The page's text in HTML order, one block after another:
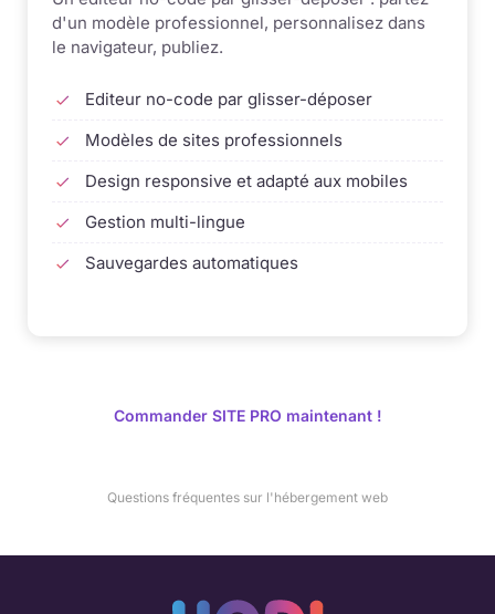
d'un modèle professionnel, personnalisez dans
le navigateur, publiez.
Editeur no-code par glisser-déposer
Modèles de sites professionnels
Design responsive et adapté aux mobiles
Gestion multi-lingue
Sauvegardes automatiques
Commander SITE PRO maintenant !
Questions fréquentes sur l'hébergement web